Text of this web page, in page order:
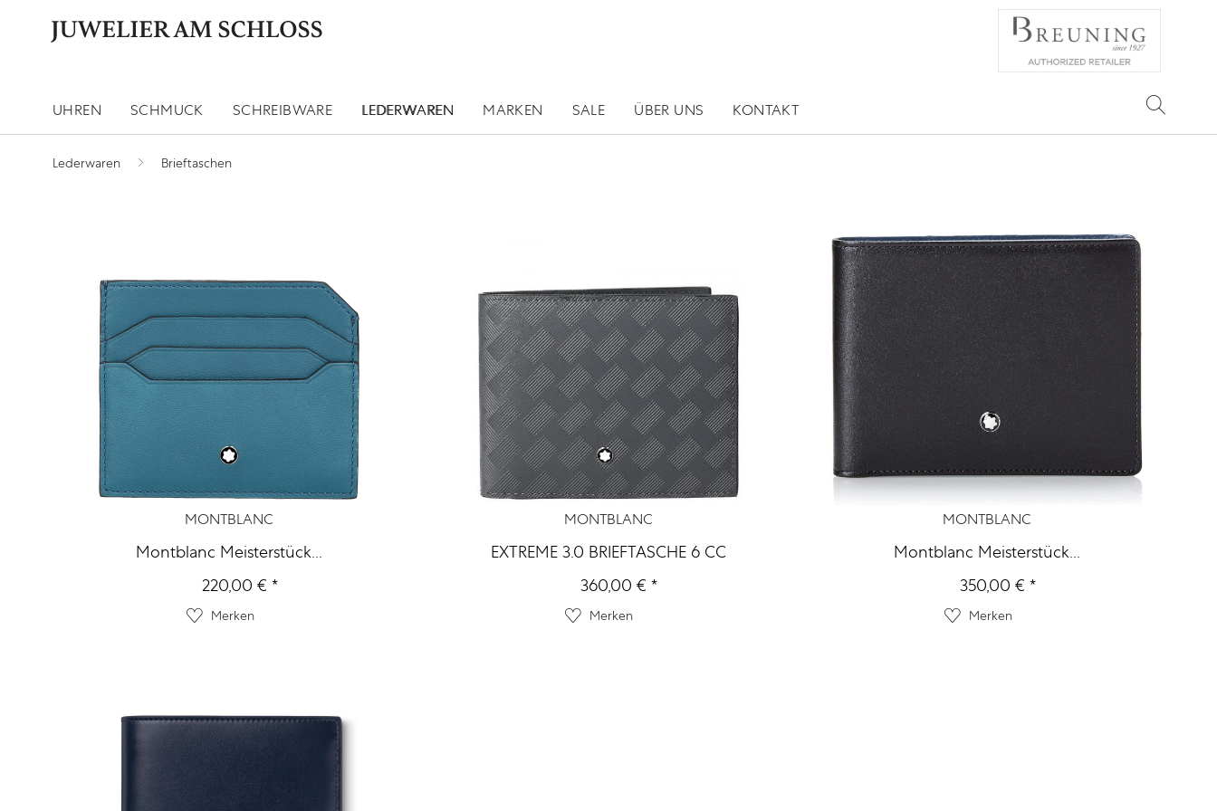
UHREN SCHMUCK SCHREIBWARE LEDERWAREN MARKEN SALE ÜBER UNS KONTAKT
Lederwaren Brieftaschen
MONTBLANC
Montblanc Meisterstück...
220,00 € *
Merken
MONTBLANC
EXTREME 3.0 BRIEFTASCHE 6 CC
360,00 € *
Merken
MONTBLANC
Montblanc Meisterstück...
350,00 € *
Merken